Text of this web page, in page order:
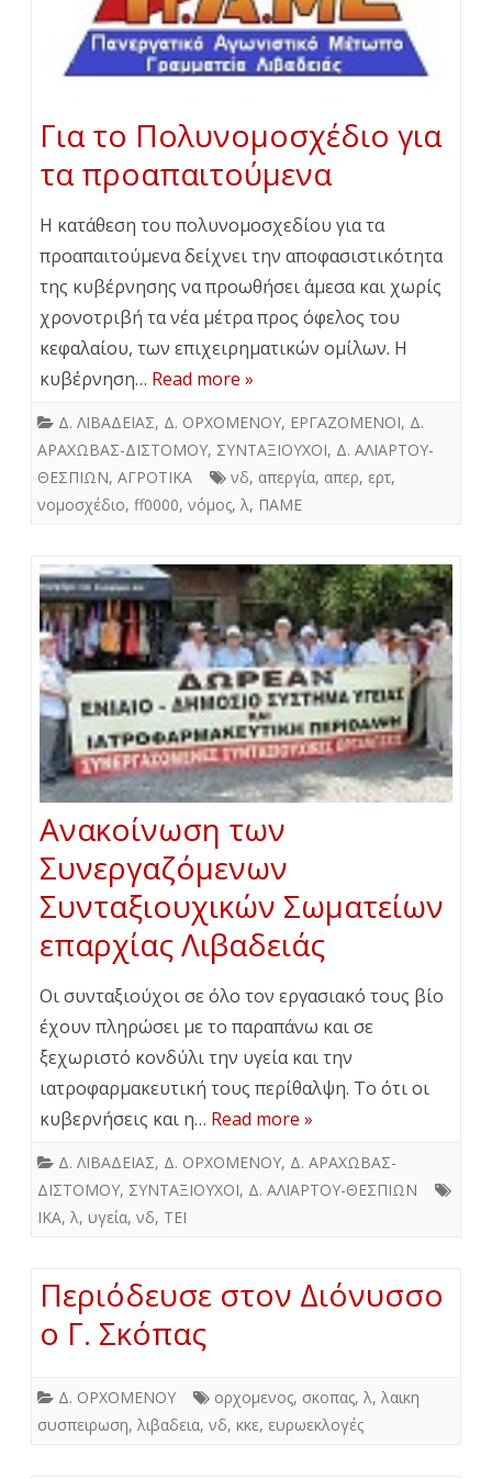
Για το Πολυνομοσχέδιο για
τα προαπαιτούμενα
Η κατάθεση του πολυνομοσχεδίου για τα
προαπαιτούμενα δείχνει την αποφασιστικότητα
της κυβέρνησης να προωθήσει άμεσα και χωρίς
χρονοτριβή τα νέα μέτρα προς όφελος του
κεφαλαίου, των επιχειρηματικών ομίλων. Η
κυβέρνηση… Read more »
Δ. ΛΙΒΑΔΕΙΑΣ, Δ. ΟΡΧΟΜΕΝΟΥ, ΕΡΓΑΖΟΜΕΝΟΙ, Δ.
ΑΡΑΧΩΒΑΣ-ΔΙΣΤΟΜΟΥ, ΣΥΝΤΑΞΙΟΥΧΟΙ, Δ. ΑΛΙΑΡΤΟΥ-
ΘΕΣΠΙΩΝ, ΑΓΡΟΤΙΚΑ νδ, απεργία, απερ, ερτ,
νομοσχέδιο, ff0000, νόμος, λ, ΠΑΜΕ
Ανακοίνωση των
Συνεργαζόμενων
Συνταξιουχικών Σωματείων
επαρχίας Λιβαδειάς
Οι συνταξιούχοι σε όλο τον εργασιακό τους βίο
έχουν πληρώσει με το παραπάνω και σε
ξεχωριστό κονδύλι την υγεία και την
ιατροφαρμακευτική τους περίθαλψη. Το ότι οι
κυβερνήσεις και η… Read more »
Δ. ΛΙΒΑΔΕΙΑΣ, Δ. ΟΡΧΟΜΕΝΟΥ, Δ. ΑΡΑΧΩΒΑΣ-
ΔΙΣΤΟΜΟΥ, ΣΥΝΤΑΞΙΟΥΧΟΙ, Δ. ΑΛΙΑΡΤΟΥ-ΘΕΣΠΙΩΝ
ΙΚΑ, λ, υγεία, νδ, ΤΕΙ
Περιόδευσε στον Διόνυσσο
ο Γ. Σκόπας
Δ. ΟΡΧΟΜΕΝΟΥ ορχομενος, σκοπας, λ, λαικη
συσπειρωση, λιβαδεια, νδ, κκε, ευρωεκλογές